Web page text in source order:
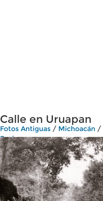
Calle en Uruapan
Fotos Antiguas / Michoacán /
Brehme